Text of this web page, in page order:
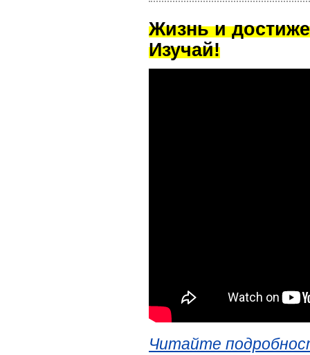
Жизнь и
Изучай!
Читайте